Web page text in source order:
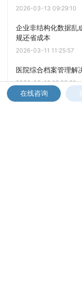
2026-03-13 09:29:10
企业非结构化数据乱
规还省成本
2026-03-11 11:25:57
医院综合档案管理解
2026-03-10 16:05:31
点
在线咨询